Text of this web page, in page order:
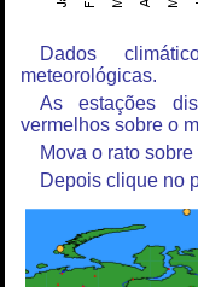
Dados
meteorológicas.
As estações
vermelhos sobre o
Mova o rato
Depois clique no